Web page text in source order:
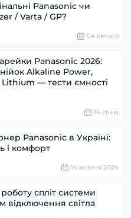
Panasonic чи
/ Varta / GP?
04 лютого
Panasonic 2026:
Alkaline Power,
— тести ємності
14 cічня
Panasonic в Україні:
і комфорт
14 жовтня 2024
спліт системи
відключення світла